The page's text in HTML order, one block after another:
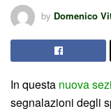
by Domenico
In questa nuova
segnalazioni degli